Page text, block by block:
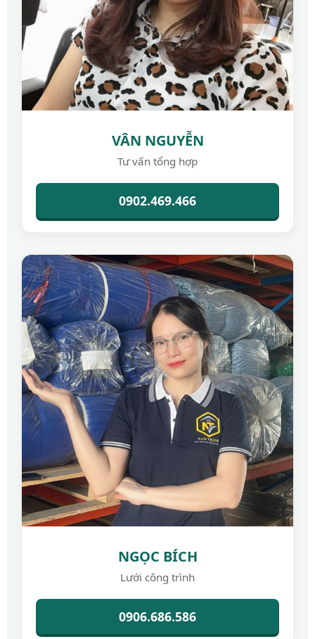
VÂN NGUYỄN
Tư vấn tổng hợp
0902.469.466
NGỌC BÍCH
Lưới công trình
0906.686.586